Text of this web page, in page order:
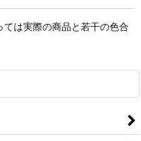
は実際の商品と若干の色合